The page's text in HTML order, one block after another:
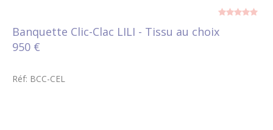
Banquette Clic-Clac LILI - Tissu au choix
950 €
Réf: BCC-CEL